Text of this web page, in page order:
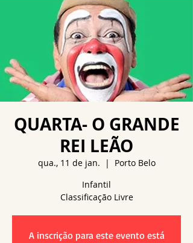
QUARTA- O GRANDE
REI LEÃO
qua., 11 de jan.
  |
Porto Belo
Infantil
Classificação Livre
A inscrição para este evento está